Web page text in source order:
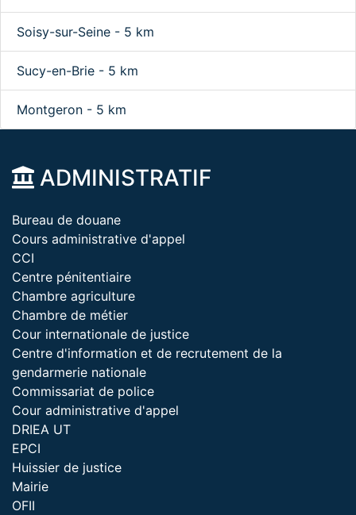
Soisy-sur-Seine - 5 km
Sucy-en-Brie - 5 km
Montgeron - 5 km
ADMINISTRATIF
Bureau de douane
Cours administrative d'appel
CCI
Centre pénitentiaire
Chambre agriculture
Chambre de métier
Cour internationale de justice
Centre d'information et de recrutement de la
gendarmerie nationale
Commissariat de police
Cour administrative d'appel
DRIEA UT
EPCI
Huissier de justice
Mairie
OFII